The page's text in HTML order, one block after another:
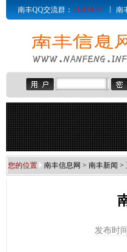
南丰QQ交流群： 21285835 南
您的位置 南丰信息网 > 南丰新闻 >
发布时